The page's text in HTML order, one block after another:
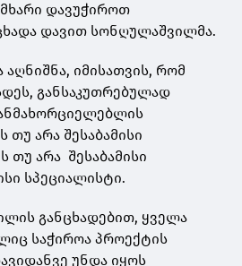
დავუჭიროთ
დავით სონღულაშვილმა.
იმისათვის, რომ
განსაკუთრებულად
თუ არა შესაბამისი
თუ არა შესაბამისი
სპეციალისტი.
განცხადებით, ყველა
საჭიროა პროექტის
უნდა იყოს